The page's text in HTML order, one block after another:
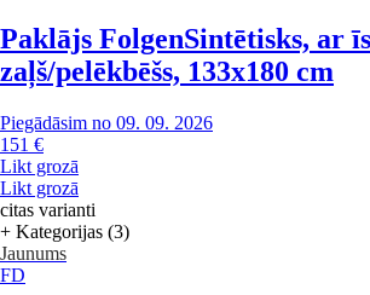
Paklājs FolgenSintētisks, ar
zaļš/pelēkbēšs, 133x180 cm
Piegādāsim no 09. 09. 2026
151 €
Likt grozā
Likt grozā
citas varianti
+ Kategorijas (3)
Jaunums
FD